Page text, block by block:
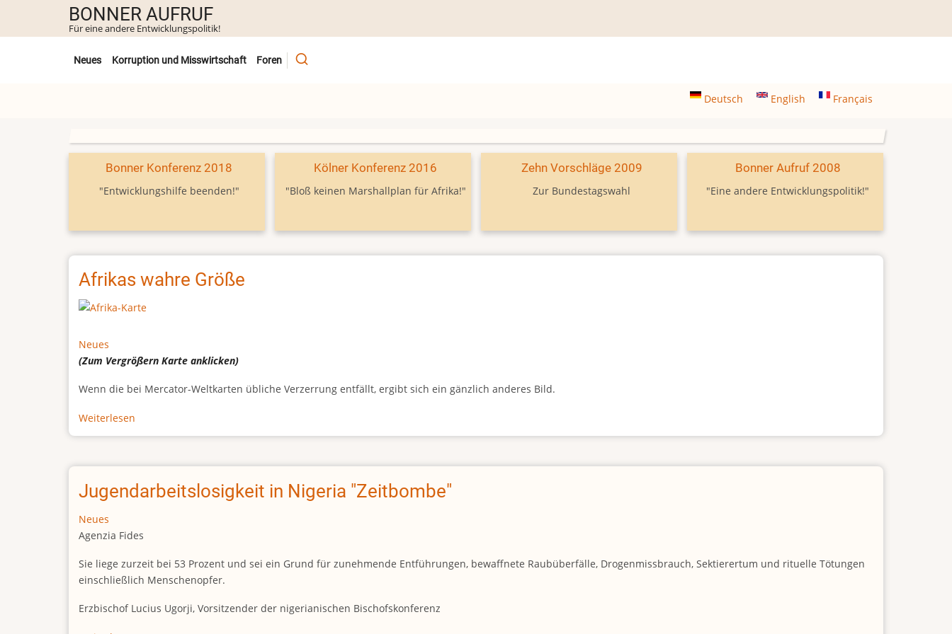
Inhalt
BONNER AUFRUF
Für eine andere Entwicklungspolitik!
Untermenü
Neues Korruption und Misswirtschaft Foren
Deutsch English Français
Bonner Konferenz 2018
"Entwicklungshilfe beenden!"
Kölner Konferenz 2016
"Bloß keinen Marshallplan für Afrika!"
Zehn Vorschläge 2009
Zur Bundestagswahl
Bonner Aufruf 2008
"Eine andere Entwicklungspolitik!"
Afrikas wahre Größe
Neues
(Zum VergrößernKarte anklicken)
Wenn die bei Mercator-Weltkarten übliche Verzerrung entfällt, ergibt sich ein gänzlich anderes Bild.
Weiterlesen
Afrikas
Größe
Jugendarbeitslosigkeit in Nigeria "Zeitbombe"
Neues
Agenzia Fides
Sie liege zurzeit bei 53 Prozent und sei ein Grund für zunehmende Entführungen, bewaffnete Raubüberfälle, Drogenmissbrauch, Sektierertum und rituelle Tötungen
einschließlich Menschenopfer.
Erzbischof Lucius Ugorji, Vorsitzender der nigerianischen Bischofskonferenz